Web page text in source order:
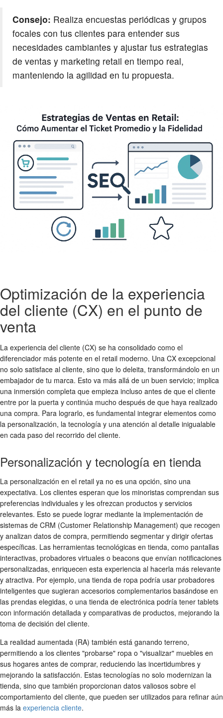
Consejo: Realiza encuestas periódicas y grupos
focales con tus clientes para entender sus
necesidades cambiantes y ajustar tus estrategias
de ventas y marketing retail en tiempo real,
manteniendo la agilidad en tu propuesta.
Optimización de la experiencia
del cliente (CX) en el punto de
venta
La experiencia del cliente (CX) se ha consolidado como el
diferenciador más potente en el retail moderno. Una CX excepcional
no solo satisface al cliente, sino que lo deleita, transformándolo en un
embajador de tu marca. Esto va más allá de un buen servicio; implica
una inmersión completa que empieza incluso antes de que el cliente
entre por la puerta y continúa mucho después de que haya realizado
una compra. Para lograrlo, es fundamental integrar elementos como
la personalización, la tecnología y una atención al detalle inigualable
en cada paso del recorrido del cliente.
Personalización y tecnología en tienda
La personalización en el retail ya no es una opción, sino una
expectativa. Los clientes esperan que los minoristas comprendan sus
preferencias individuales y les ofrezcan productos y servicios
relevantes. Esto se puede lograr mediante la implementación de
sistemas de CRM (Customer Relationship Management) que recogen
y analizan datos de compra, permitiendo segmentar y dirigir ofertas
específicas. Las herramientas tecnológicas en tienda, como pantallas
interactivas, probadores virtuales o beacons que envían notificaciones
personalizadas, enriquecen esta experiencia al hacerla más relevante
y atractiva. Por ejemplo, una tienda de ropa podría usar probadores
inteligentes que sugieran accesorios complementarios basándose en
las prendas elegidas, o una tienda de electrónica podría tener tablets
con información detallada y comparativas de productos, mejorando la
toma de decisión del cliente.
La realidad aumentada (RA) también está ganando terreno,
permitiendo a los clientes "probarse" ropa o "visualizar" muebles en
sus hogares antes de comprar, reduciendo las incertidumbres y
mejorando la satisfacción. Estas tecnologías no solo modernizan la
tienda, sino que también proporcionan datos valiosos sobre el
comportamiento del cliente, que pueden ser utilizados para refinar aún
más la experiencia cliente.